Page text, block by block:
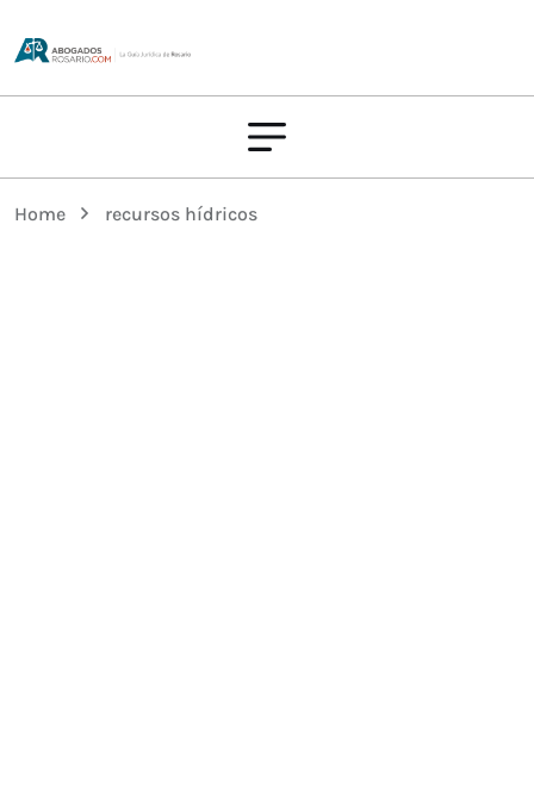
Home recursos hídricos